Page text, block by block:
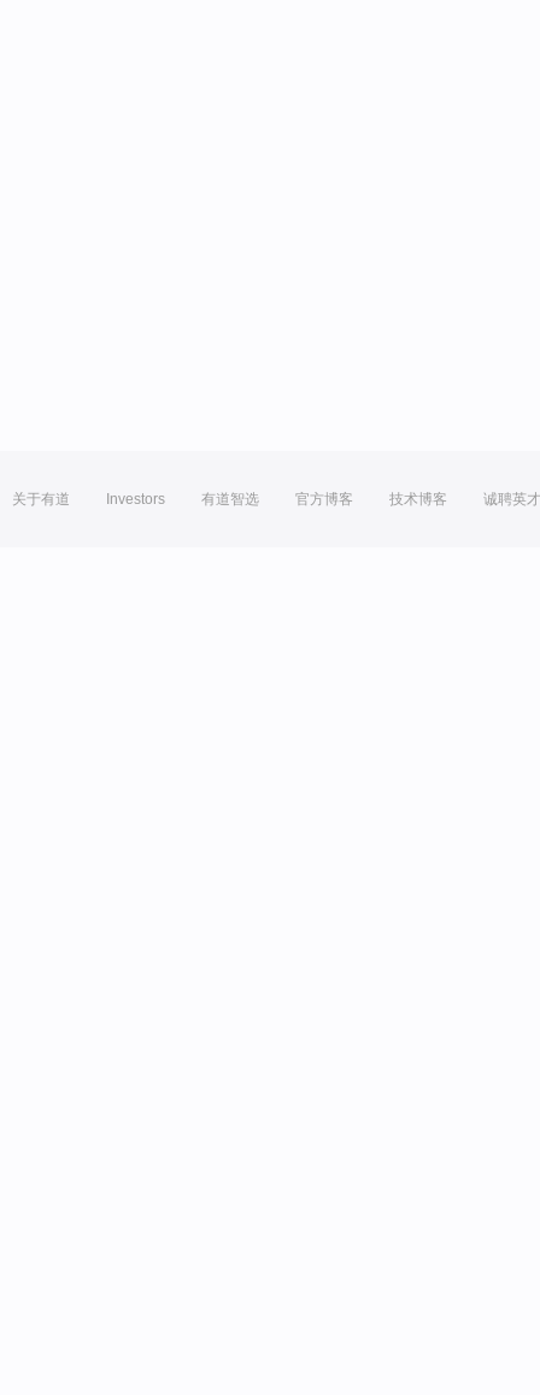
关于有道 Investors 有道智选 官方博客 技术博客 诚聘英才